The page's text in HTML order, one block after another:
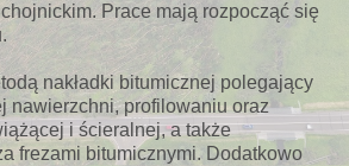
Prace mają rozpocząć się
nakładki bitumicznej polegający
nawierzchni, profilowaniu oraz
i ścieralnej, a także
frezami bitumicznymi. Dodatkowo